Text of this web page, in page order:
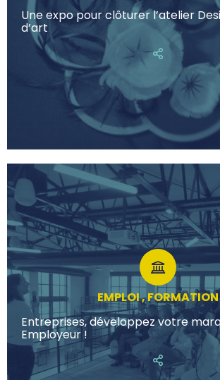
Une expo pour clôturer l’atelier
d’art
EMPLOI , FORMATION
Entreprises, développez votre
Employeur !